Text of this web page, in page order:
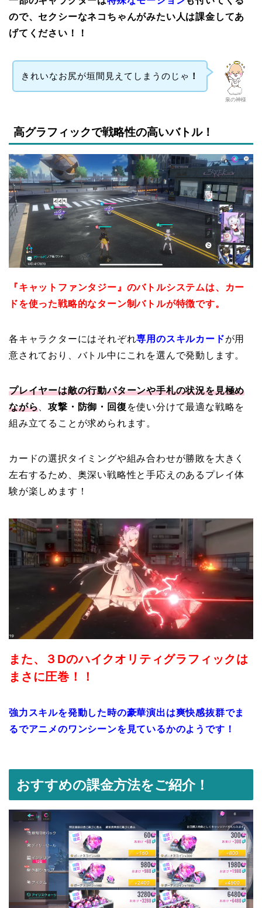
ので、セクシーなネコちゃんがみたい人は課金してあ
げてください！！
泉の神様
きれいなお尻が垣間見えてしまうのじゃ ！
高グラフィックで戦略性の高いバトル！
『キャットファンタジー』のバトルシステムは、カー
ドを使った戦略的なターン制バトルが特徴です。
各キャラクターにはそれぞれ専用のスキルカードが用
意されており、バトル中にこれを選んで発動します。
プレイヤーは敵の行動パターンや手札の状況を見極め
ながら 、攻撃・防御・回復 を使い分けて最適な戦略を
組み立てることが求められます。
カードの選択タイミングや組み合わせが勝敗を大きく
左右するため、奥深い戦略性と手応えのあるプレイ体
験が楽しめます！
また、３Dのハイクオリティグラフィックは
まさに圧巻！！
強力スキルを発動した時の豪華演出は爽快感抜群でま
るでアニメのワンシーンを見ているかのようです！
おすすめの課金方法をご紹介！